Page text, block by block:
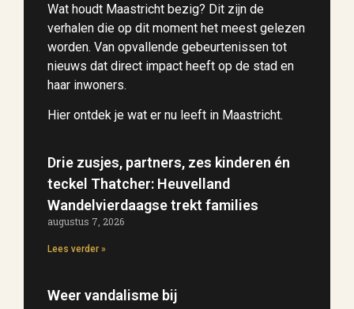
Wat houdt Maastricht bezig? Dit zijn de
verhalen die op dit moment het meest gelezen
worden. Van opvallende gebeurtenissen tot
nieuws dat direct impact heeft op de stad en
haar inwoners.
Hier ontdek je wat er nu leeft in Maastricht.
Drie zusjes, partners, zes kinderen én
teckel Thatcher: Heuvelland
Wandelvierdaagse trekt families
augustus 7, 2026
Lees verder »
Weer vandalisme bij